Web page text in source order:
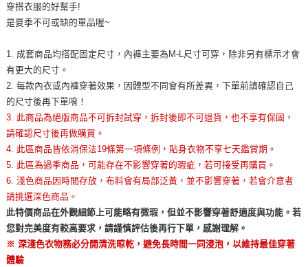
穿搭衣服的好幫手!
是夏季不可或缺的單品喔~
1. 成套商品均搭配固定尺寸，內褲主要為M-L尺寸可穿，除非另有標示才會
有更大的尺寸。
2. 每款內衣或內褲穿著效果，因體型不同會有所差異，下單前請確認自己
的尺寸後再下單唷！
3. 此商品為絕版商品不可拆封試穿，拆封後即不可退貨，也不享有保固，
請確認尺寸後再做購買。
4. 此區商品皆依消保法19條第一項條例，貼身衣物不享七天鑑賞期。
5. 此區為過季商品，可能存在不影響穿著的瑕疵，若可接受再購買。
6. 淺色商品因時間存放，布料會有局部泛黃，並不影響穿著，若會介意者
請挑選深色商品。
此特價商品在外觀細節上可能略有微瑕，但並不影響穿著舒適度與功能。若
您對完美度有較高要求，請謹慎評估後再行下單，感謝理解。
※ 深淺色衣物務必分開清洗晾乾，避免長時間一同浸泡，以維持最佳穿著
體驗